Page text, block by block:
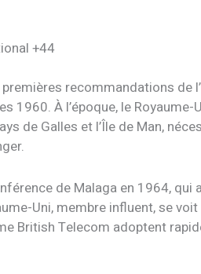
+44
recommandations de
À l’époque, le Royaume-
de Galles et l’Île de Man,
de Malaga en 1964, qui
Uni, membre influent, se
British Telecom adoptent